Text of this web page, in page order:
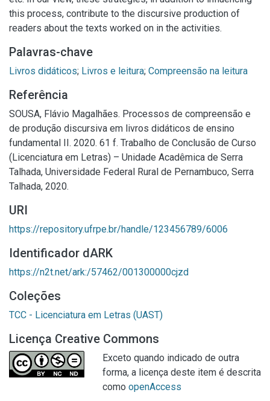
this process, contribute to the discursive production of
readers about the texts worked on in the activities.
Palavras-chave
Livros didáticos; Livros e leitura; Compreensão na leitura
Referência
SOUSA, Flávio Magalhães. Processos de compreensão e
de produção discursiva em livros didáticos de ensino
fundamental II. 2020. 61 f. Trabalho de Conclusão de Curso
(Licenciatura em Letras) – Unidade Acadêmica de Serra
Talhada, Universidade Federal Rural de Pernambuco, Serra
Talhada, 2020.
URI
https://repository.ufrpe.br/handle/123456789/6006
Identificador dARK
https://n2t.net/ark:/57462/001300000cjzd
Coleções
TCC - Licenciatura em Letras (UAST)
Licença Creative Commons
Exceto quando indicado de outra
forma, a licença deste item é descrita
como openAccess